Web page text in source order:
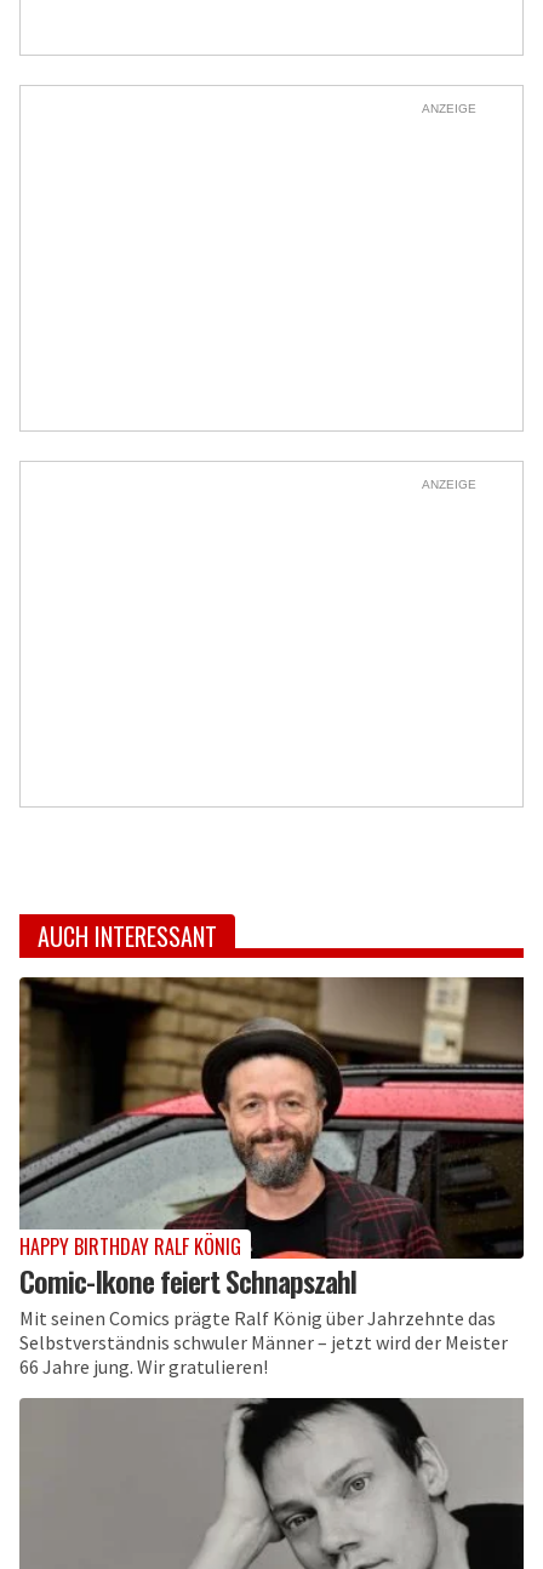
ANZEIGE
ANZEIGE
AUCH INTERESSANT
HAPPY BIRTHDAY RALF KÖNIG
Comic-Ikone feiert Schnapszahl
Mit seinen Comics prägte Ralf König über Jahrzehnte das
Selbstverständnis schwuler Männer – jetzt wird der Meister
66 Jahre jung. Wir gratulieren!